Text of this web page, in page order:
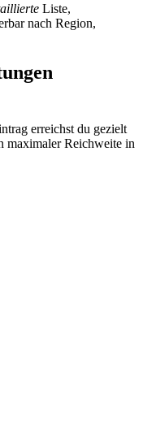
Liste,
nach Region,
erreichst du gezielt
maximaler Reichweite in